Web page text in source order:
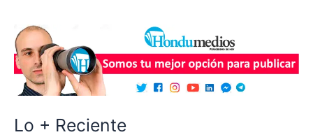
Lo + Reciente